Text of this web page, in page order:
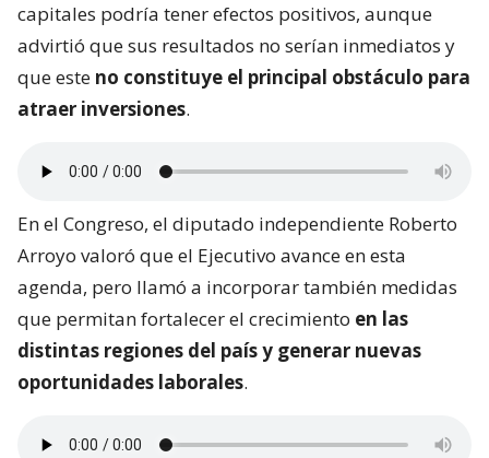
capitales podría tener efectos positivos, aunque
advirtió que sus resultados no serían inmediatos y
que este no constituye el principal obstáculo para
atraer inversiones.
En el Congreso, el diputado independiente Roberto
Arroyo valoró que el Ejecutivo avance en esta
agenda, pero llamó a incorporar también medidas
que permitan fortalecer el crecimiento en las
distintas regiones del país y generar nuevas
oportunidades laborales.